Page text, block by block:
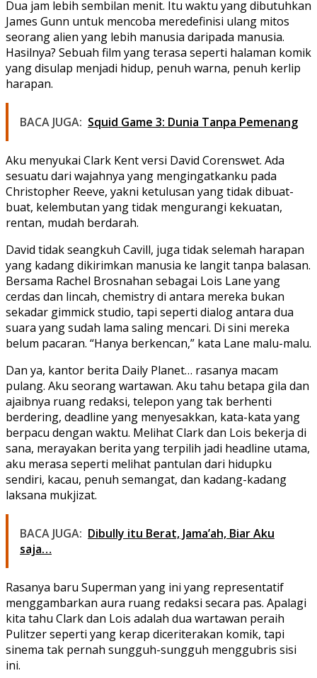
Dua jam lebih sembilan menit. Itu waktu yang dibutuhkan
James Gunn untuk mencoba meredefinisi ulang mitos
seorang alien yang lebih manusia daripada manusia.
Hasilnya? Sebuah film yang terasa seperti halaman komik
yang disulap menjadi hidup, penuh warna, penuh kerlip
harapan.
BACA JUGA: Squid Game 3: Dunia Tanpa Pemenang
Aku menyukai Clark Kent versi David Corenswet. Ada
sesuatu dari wajahnya yang mengingatkanku pada
Christopher Reeve, yakni ketulusan yang tidak dibuat-
buat, kelembutan yang tidak mengurangi kekuatan,
rentan, mudah berdarah.
David tidak seangkuh Cavill, juga tidak selemah harapan
yang kadang dikirimkan manusia ke langit tanpa balasan.
Bersama Rachel Brosnahan sebagai Lois Lane yang
cerdas dan lincah, chemistry di antara mereka bukan
sekadar gimmick studio, tapi seperti dialog antara dua
suara yang sudah lama saling mencari. Di sini mereka
belum pacaran. “Hanya berkencan,” kata Lane malu-malu.
Dan ya, kantor berita Daily Planet… rasanya macam
pulang. Aku seorang wartawan. Aku tahu betapa gila dan
ajaibnya ruang redaksi, telepon yang tak berhenti
berdering, deadline yang menyesakkan, kata-kata yang
berpacu dengan waktu. Melihat Clark dan Lois bekerja di
sana, merayakan berita yang terpilih jadi headline utama,
aku merasa seperti melihat pantulan dari hidupku
sendiri, kacau, penuh semangat, dan kadang-kadang
laksana mukjizat.
BACA JUGA: Dibully itu Berat, Jama’ah, Biar Aku
saja…
Rasanya baru Superman yang ini yang representatif
menggambarkan aura ruang redaksi secara pas. Apalagi
kita tahu Clark dan Lois adalah dua wartawan peraih
Pulitzer seperti yang kerap diceriterakan komik, tapi
sinema tak pernah sungguh-sungguh menggubris sisi
ini.